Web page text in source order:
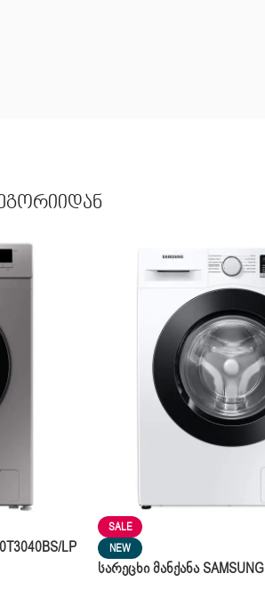
LP
SALE
NEW
Სარეცხი Მანქანა